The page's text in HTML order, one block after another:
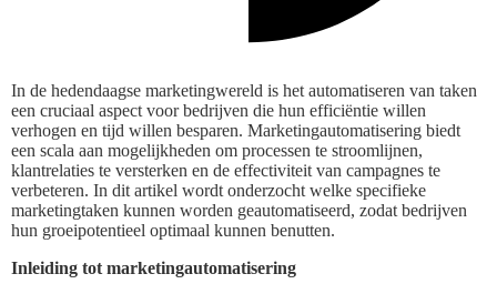
In de hedendaagse marketingwereld is het automatiseren van taken
een cruciaal aspect voor bedrijven die hun efficiëntie willen
verhogen en tijd willen besparen. Marketingautomatisering biedt
een scala aan mogelijkheden om processen te stroomlijnen,
klantrelaties te versterken en de effectiviteit van campagnes te
verbeteren. In dit artikel wordt onderzocht welke specifieke
marketingtaken kunnen worden geautomatiseerd, zodat bedrijven
hun groeipotentieel optimaal kunnen benutten.
Inleiding tot marketingautomatisering